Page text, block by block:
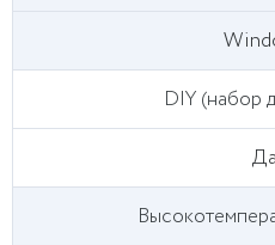
DIY (набор
Да